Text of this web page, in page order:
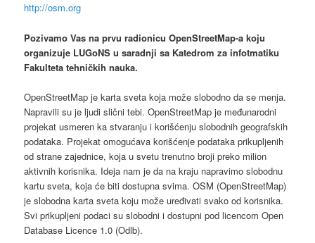
http://osm.org
Pozivamo Vas na prvu radionicu OpenStreetMap-a koju
organizuje LUGoNS u saradnji sa Katedrom za infotmatiku
Fakulteta tehničkih nauka.
OpenStreetMap je karta sveta koja može slobodno da se menja.
Napravili su je ljudi slični tebi. OpenStreetMap je međunarodni
projekat usmeren ka stvaranju i korišćenju slobodnih geografskih
podataka. Projekat omogućava korišćenje podataka prikupljenih
od strane zajednice, koja u svetu trenutno broji preko milion
aktivnih korisnika. Ideja nam je da na kraju napravimo slobodnu
kartu sveta, koja će biti dostupna svima. OSM (OpenStreetMap)
je slobodna karta sveta koju može uređivati svako od korisnika.
Svi prikupljeni podaci su slobodni i dostupni pod licencom Open
Database Licence 1.0 (Odlb).